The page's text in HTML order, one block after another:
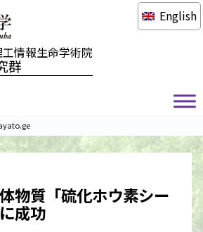
情報生命学術院
群
English
物質「硫化ホウ素シー
成功